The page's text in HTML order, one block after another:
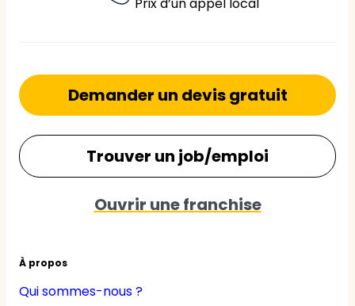
À propos
Qui sommes-nous ?
Demander un devis gratuit
Trouver un job/emploi
Ouvrir une franchise